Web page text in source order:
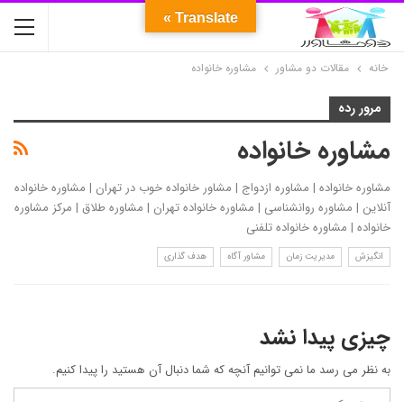
خانه مقالات دو مشاور مشاوره خانواده
مرور رده
مشاوره خانواده
مشاوره خانواده | مشاوره ازدواج | مشاور خانواده خوب در تهران | مشاوره خانواده
آنلاین | مشاوره روانشناسی | مشاوره خانواده تهران | مشاوره طلاق | مرکز مشاوره
خانواده | مشاوره خانواده تلفنی
انگیزش مدیریت زمان مشاور آگاه هدف گذاری
چیزی پیدا نشد
به نظر می رسد ما نمی توانیم آنچه که شما دنبال آن هستید را پیدا کنیم.
Translate »